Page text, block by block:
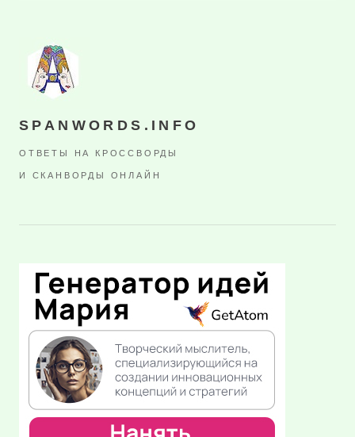
SPANWORDS.INFO
ОТВЕТЫ НА КРОССВОРДЫ
И СКАНВОРДЫ ОНЛАЙН